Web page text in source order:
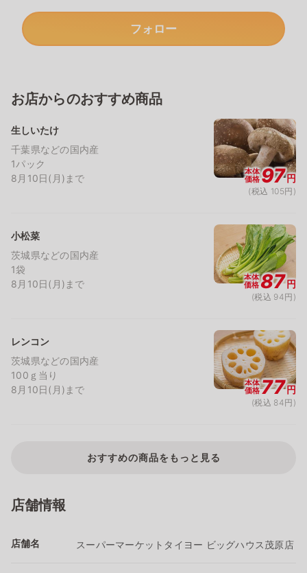
フォロー
お店からのおすすめ商品
生しいたけ
千葉県などの国内産
1パック
8月10日(月)まで
本体
価格97円
(税込 105円)
小松菜
茨城県などの国内産
1袋
8月10日(月)まで
本体
価格87円
(税込 94円)
レンコン
茨城県などの国内産
100ｇ当り
8月10日(月)まで
本体
価格77円
(税込 84円)
おすすめの商品をもっと見る
店舗情報
店舗名 スーパーマーケットタイヨー ビッグハウス茂原店